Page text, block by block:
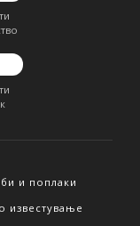
и поплаки
известување